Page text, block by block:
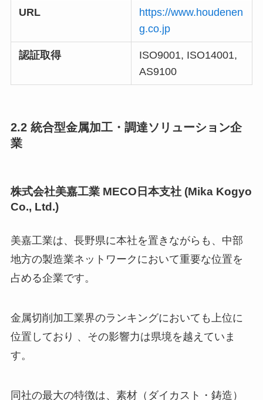
URL
https://www.houdenen
g.co.jp
認証取得
ISO9001, ISO14001,
AS9100
2.2 統合型金属加工・調達ソリューション企
業
株式会社美嘉工業 MECO日本支社 (Mika Kogyo
Co., Ltd.)
美嘉工業は、長野県に本社を置きながらも、中部
地方の製造業ネットワークにおいて重要な位置を
占める企業です。
金属切削加工業界のランキングにおいても上位に
位置しており 、その影響力は県境を越えていま
す。
同社の最大の特徴は、素材（ダイカスト・鋳造）